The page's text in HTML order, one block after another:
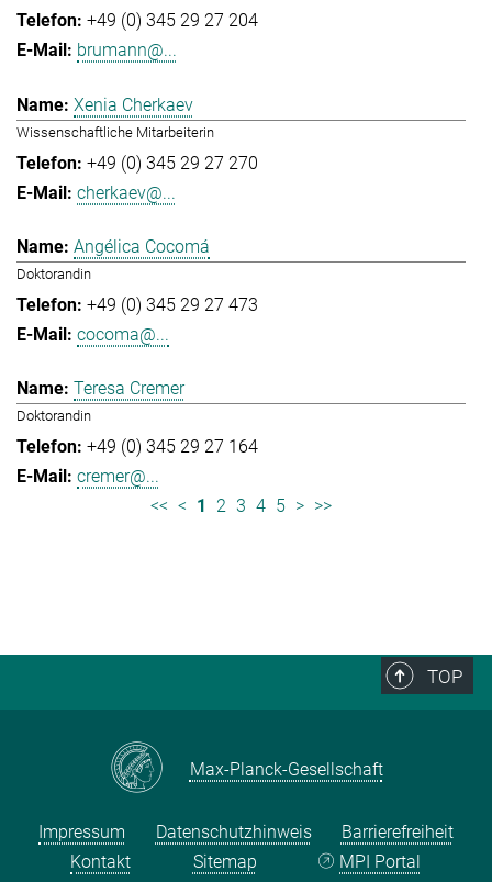
+49 (0) 345 29 27 204
brumann@...
Xenia Cherkaev
Wissenschaftliche Mitarbeiterin
+49 (0) 345 29 27 270
cherkaev@...
Angélica Cocomá
Doktorandin
+49 (0) 345 29 27 473
cocoma@...
Teresa Cremer
Doktorandin
+49 (0) 345 29 27 164
cremer@...
<< < 1 2 3 4 5 > >>
TOP
Max-Planck-Gesellschaft
Impressum Datenschutzhinweis
Barrierefreiheit
Kontakt
Sitemap MPI Portal